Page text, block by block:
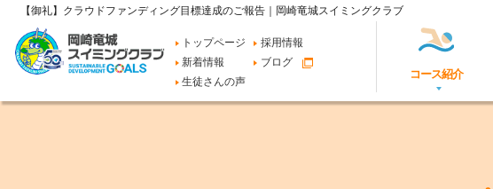
【御礼】クラウドファンディング目標達成のご報告｜岡崎竜城スイミングクラブ
トップページ
採用情報
新着情報
ブログ
生徒さんの声
コース紹介